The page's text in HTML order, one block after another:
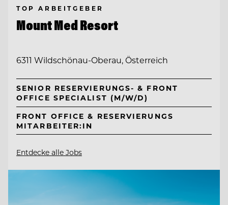
TOP ARBEITGEBER
Mount Med Resort
6311 Wildschönau-Oberau, Österreich
SENIOR RESERVIERUNGS- & FRONT
OFFICE SPECIALIST (M/W/D)
FRONT OFFICE & RESERVIERUNGS
MITARBEITER:IN
Entdecke alle Jobs